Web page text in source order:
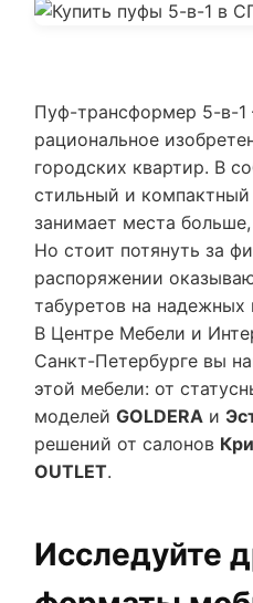
Пуф-трансформер 5-в-
рациональное
городских квартир. В
стильный и
занимает места
Но стоит потянуть за
распоряжении
табуретов на надежных
В Центре Мебели и
Санкт-Петербурге вы
этой мебели: от
моделей GOLDERA и
решений от салонов
OUTLET.
Исследуйте